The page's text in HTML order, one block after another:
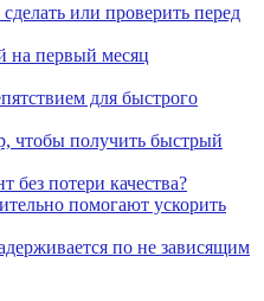
или проверить перед
на первый месяц
для быстрого
чтобы получить быстрый
без потери качества?
помогают ускорить
по не зависящим